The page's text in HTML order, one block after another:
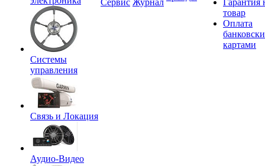
Системы
управления
Связь и Локация
Аудио-Видео
Сервис Журнал
Гарантия
товар
Оплата
картами